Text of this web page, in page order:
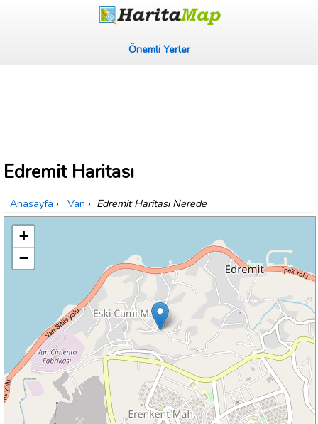
Önemli Yerler
Edremit Haritası
Anasayfa › Van › Edremit Haritası Nerede
+
−